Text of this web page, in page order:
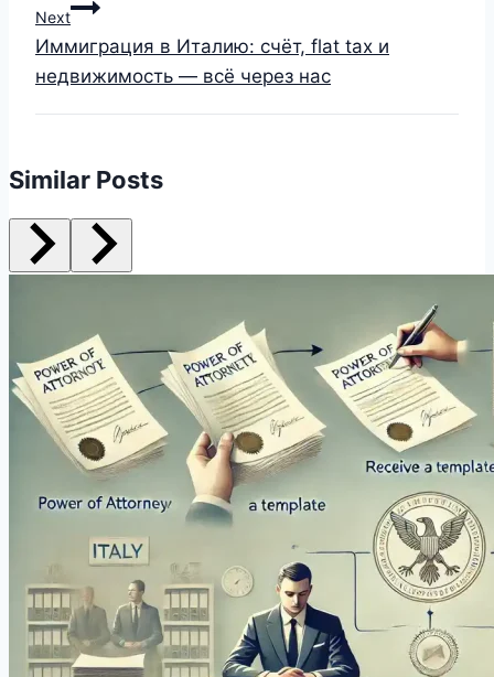
Next
Иммиграция в Италию: счёт, flat tax и
недвижимость — всё через нас
Similar Posts